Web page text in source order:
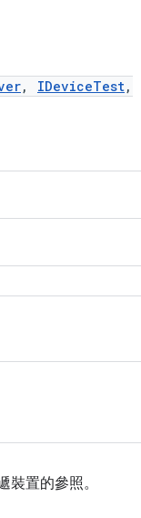
, IDeviceTest,
裝置的參照。